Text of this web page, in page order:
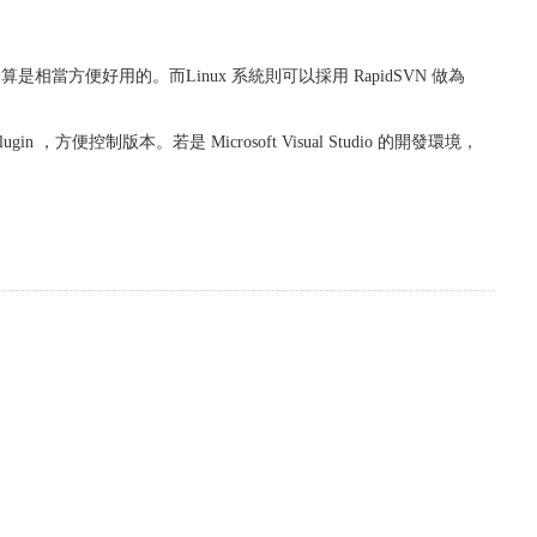
是相當方便好用的。而Linux 系統則可以採用 RapidSVN 做為
，方便控制版本。若是 Microsoft Visual Studio 的開發環境，